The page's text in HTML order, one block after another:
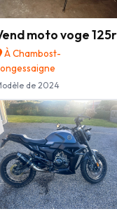
moto voge 125r
À Chambost-
de 2024